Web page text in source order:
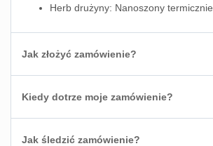
Herb drużyny: Nanoszony termicznie
Jak złożyć zamówienie?
Kiedy dotrze moje zamówienie?
Jak śledzić zamówienie?